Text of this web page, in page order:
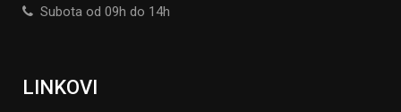
Subota od 09h do 14h
LINKOVI